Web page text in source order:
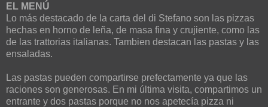
EL MENÚ
Lo más destacado de la carta del di Stefano son las pizzas
hechas en horno de leña, de masa fina y crujiente, como las
de las trattorias italianas. Tambien destacan las pastas y las
ensaladas.
Las pastas pueden compartirse prefectamente ya que las
raciones son generosas. En mi última visita, compartimos un
entrante y dos pastas porque no nos apetecía pizza ni